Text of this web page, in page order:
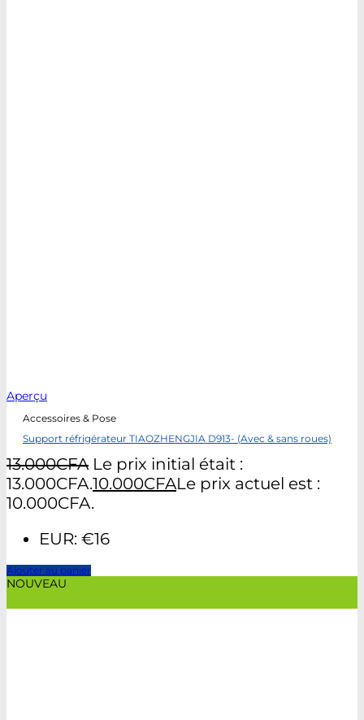
Aperçu
Accessoires & Pose
Support réfrigérateur TIAOZHENGJIA D913- (Avec & sans roues)
13.000CFA Le prix initial était :
13.000CFA.10.000CFALe prix actuel est :
10.000CFA.
EUR: €16
Ajouter au panier
NOUVEAU